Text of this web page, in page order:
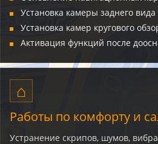
Установка камеры заднего вида
Установка камер кругового
Активация функций после
⌂
Работы по комфорту и
Устранение скрипов, шумов,